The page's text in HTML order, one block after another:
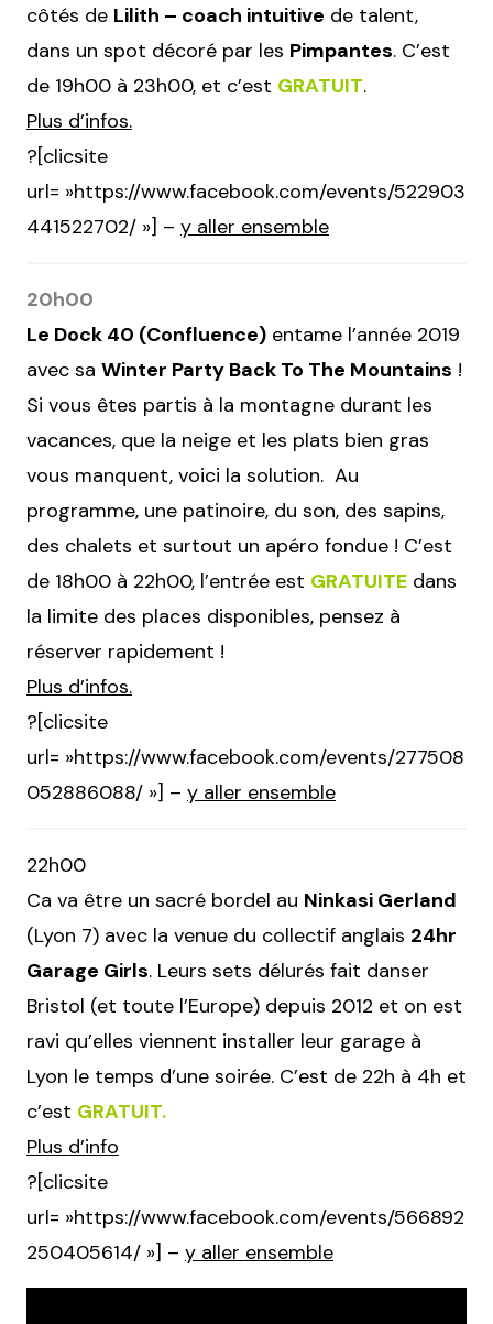
côtés de Lilith – coach intuitive de talent,
dans un spot décoré par les Pimpantes. C’est
de 19h00 à 23h00, et c’est GRATUIT.
Plus d’infos.
?[clicsite
url= »https://www.facebook.com/events/522903
441522702/ »] – y aller ensemble
20h00
Le Dock 40 (Confluence) entame l’année 2019
avec sa Winter Party Back To The Mountains !
Si vous êtes partis à la montagne durant les
vacances, que la neige et les plats bien gras
vous manquent, voici la solution. Au
programme, une patinoire, du son, des sapins,
des chalets et surtout un apéro fondue ! C’est
de 18h00 à 22h00, l’entrée est GRATUITE dans
la limite des places disponibles, pensez à
réserver rapidement !
Plus d’infos.
?[clicsite
url= »https://www.facebook.com/events/277508
052886088/ »] – y aller ensemble
22h00
Ca va être un sacré bordel au Ninkasi Gerland
(Lyon 7) avec la venue du collectif anglais 24hr
Garage Girls. Leurs sets délurés fait danser
Bristol (et toute l’Europe) depuis 2012 et on est
ravi qu’elles viennent installer leur garage à
Lyon le temps d’une soirée. C’est de 22h à 4h et
c’est GRATUIT.
Plus d’info
?[clicsite
url= »https://www.facebook.com/events/566892
250405614/ »] – y aller ensemble